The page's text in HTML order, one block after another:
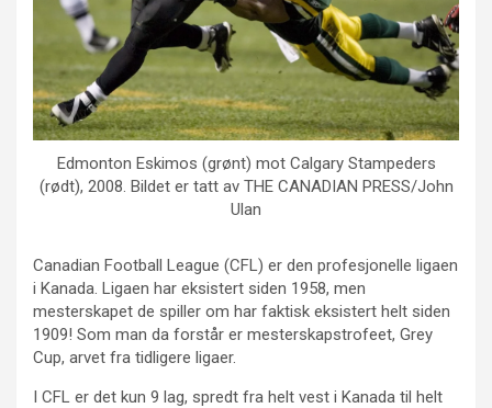
Edmonton Eskimos (grønt) mot Calgary Stampeders
(rødt), 2008. Bildet er tatt av THE CANADIAN PRESS/John
Ulan
Canadian Football League (CFL) er den profesjonelle ligaen
i Kanada. Ligaen har eksistert siden 1958, men
mesterskapet de spiller om har faktisk eksistert helt siden
1909! Som man da forstår er mesterskapstrofeet, Grey
Cup, arvet fra tidligere ligaer.
I CFL er det kun 9 lag, spredt fra helt vest i Kanada til helt